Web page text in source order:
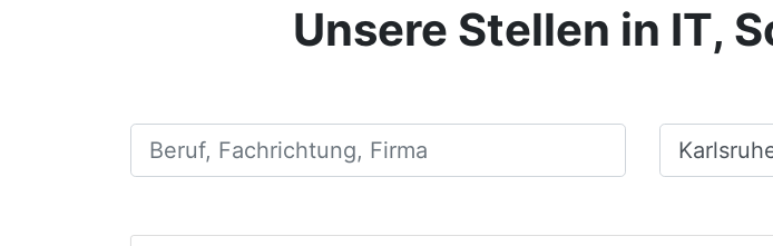
Unsere Stellen in IT,
Beruf, Fachrichtung, Firma Ort, Stadt